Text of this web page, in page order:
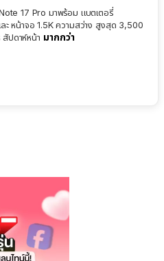
17 Pro มาพร้อม แบตเตอรี่
หน้าจอ 1.5K ความสว่าง สูงสุด 3,500
สัปดาห์หน้า มากกว่า